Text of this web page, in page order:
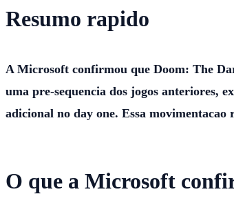
Resumo rapido
A Microsoft confirmou que Doom: The
uma pre-sequencia dos jogos anteriores,
adicional no day one. Essa
O que a Microsoft